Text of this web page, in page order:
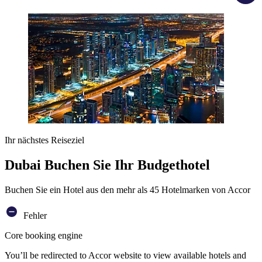
Ihr nächstes Reiseziel
Dubai Buchen Sie Ihr Budgethotel
Buchen Sie ein Hotel aus den mehr als 45 Hotelmarken von Accor
Fehler
Core booking engine
You’ll be redirected to Accor website to view available hotels and